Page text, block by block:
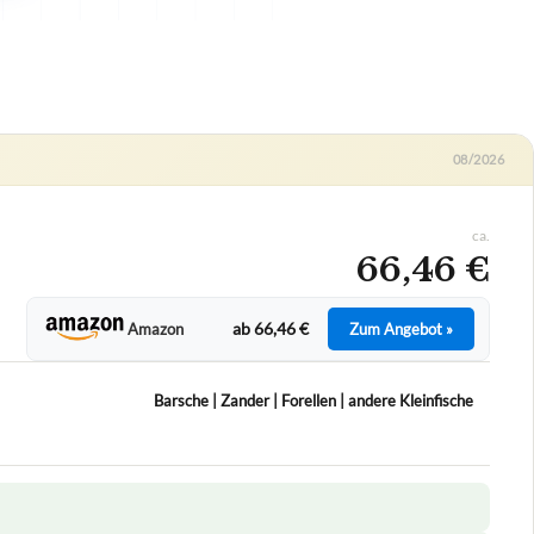
08/2026
ca.
66,46 €
Amazon ab 66,46 € Zum Angebot »
Barsche | Zander | Forellen | andere Kleinfische